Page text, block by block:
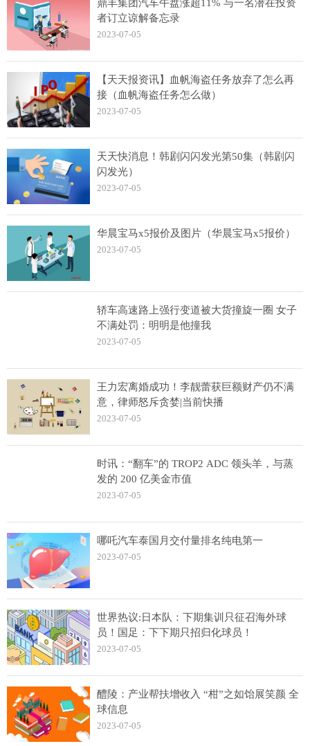
鼎丰集团汽车午盘涨超11% 与一名潜在投资
者订立谅解备忘录
2023-07-05
【天天报资讯】血帆海盗任务放弃了怎么再
接（血帆海盗任务怎么做）
2023-07-05
天天快消息！韩剧闪闪发光第50集（韩剧闪
闪发光）
2023-07-05
华晨宝马x5报价及图片（华晨宝马x5报价）
2023-07-05
轿车高速路上强行变道被大货撞旋一圈 女子
不满处罚：明明是他撞我
2023-07-05
王力宏离婚成功！李靓蕾获巨额财产仍不满
意，律师怒斥贪婪|当前快播
2023-07-05
时讯：“翻车”的 TROP2 ADC 领头羊，与蒸
发的 200 亿美金市值
2023-07-05
哪吒汽车泰国月交付量排名纯电第一
2023-07-05
世界热议:日本队：下期集训只征召海外球
员！国足：下下期只招归化球员！
2023-07-05
醴陵：产业帮扶增收入 “柑”之如饴展笑颜 全
球信息
2023-07-05